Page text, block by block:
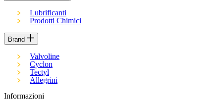
Lubrificanti
Prodotti Chimici
Brand
Valvoline
Cyclon
Tectyl
Allegrini
Informazioni